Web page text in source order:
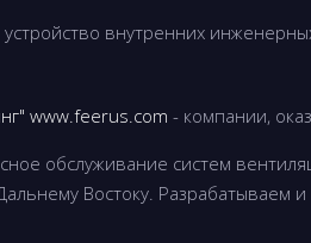
устройство внутренних
www.feerus.com - компании,
обслуживание систем
Востоку.